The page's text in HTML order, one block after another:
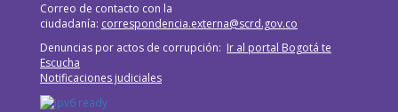
Correo de contacto con la
ciudadanía: correspondencia.externa@scrd.gov.co
Denuncias por actos de corrupción: Ir al portal Bogotá te
Escucha
Notificaciones judiciales